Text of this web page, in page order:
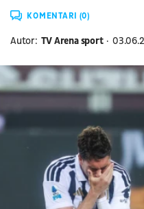
KOMENTARI (0)
Autor: TV Arena sport